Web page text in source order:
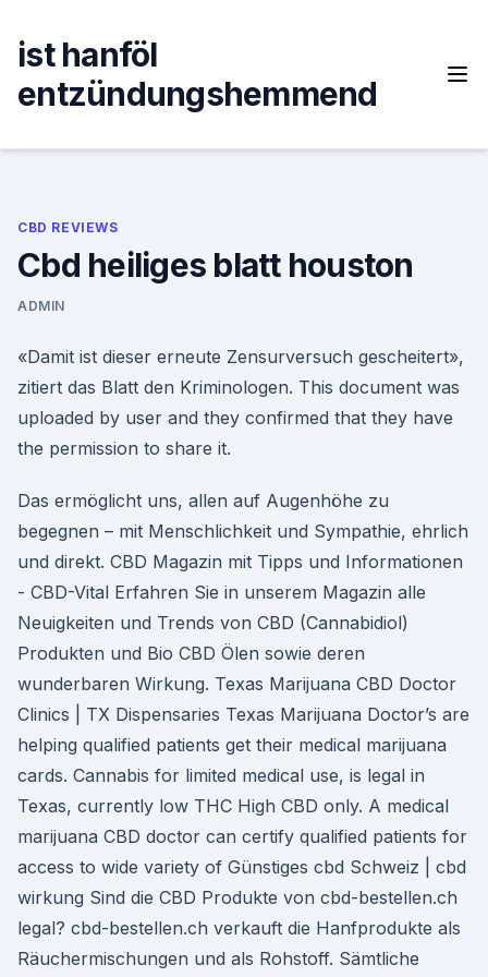
content
ist hanföl
entzündungshemmend
CBD REVIEWS
Cbd heiliges blatt houston
ADMIN
«Damit ist dieser erneute Zensurversuch gescheitert»,
zitiert das Blatt den Kriminologen. This document was
uploaded by user and they confirmed that they have
the permission to share it.
Das ermöglicht uns, allen auf Augenhöhe zu
begegnen – mit Menschlichkeit und Sympathie, ehrlich
und direkt. CBD Magazin mit Tipps und Informationen
- CBD-Vital Erfahren Sie in unserem Magazin alle
Neuigkeiten und Trends von CBD (Cannabidiol)
Produkten und Bio CBD Ölen sowie deren
wunderbaren Wirkung. Texas Marijuana CBD Doctor
Clinics | TX Dispensaries Texas Marijuana Doctor’s are
helping qualified patients get their medical marijuana
cards. Cannabis for limited medical use, is legal in
Texas, currently low THC High CBD only. A medical
marijuana CBD doctor can certify qualified patients for
access to wide variety of Günstiges cbd Schweiz | cbd
wirkung Sind die CBD Produkte von cbd-bestellen.ch
legal? cbd-bestellen.ch verkauft die Hanfprodukte als
Räuchermischungen und als Rohstoff. Sämtliche